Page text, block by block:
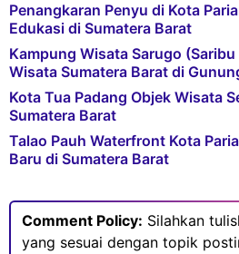
Penangkaran Penyu di Kota
Edukasi di Sumatera Barat
Kampung Wisata Sarugo
Wisata Sumatera Barat di
Kota Tua Padang Objek Wisata
Sumatera Barat
Talao Pauh Waterfront Kota
Baru di Sumatera Barat
Comment Policy: Silahkan
yang sesuai dengan topik